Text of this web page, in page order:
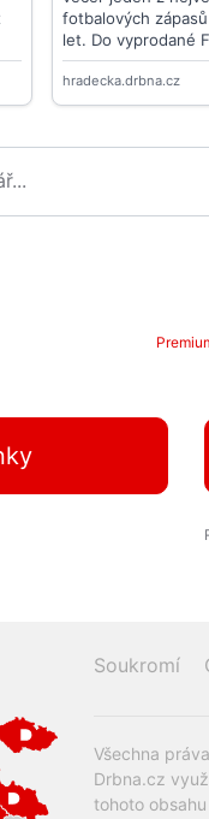
Soukromí
Všechna
Drbna.cz
tohoto